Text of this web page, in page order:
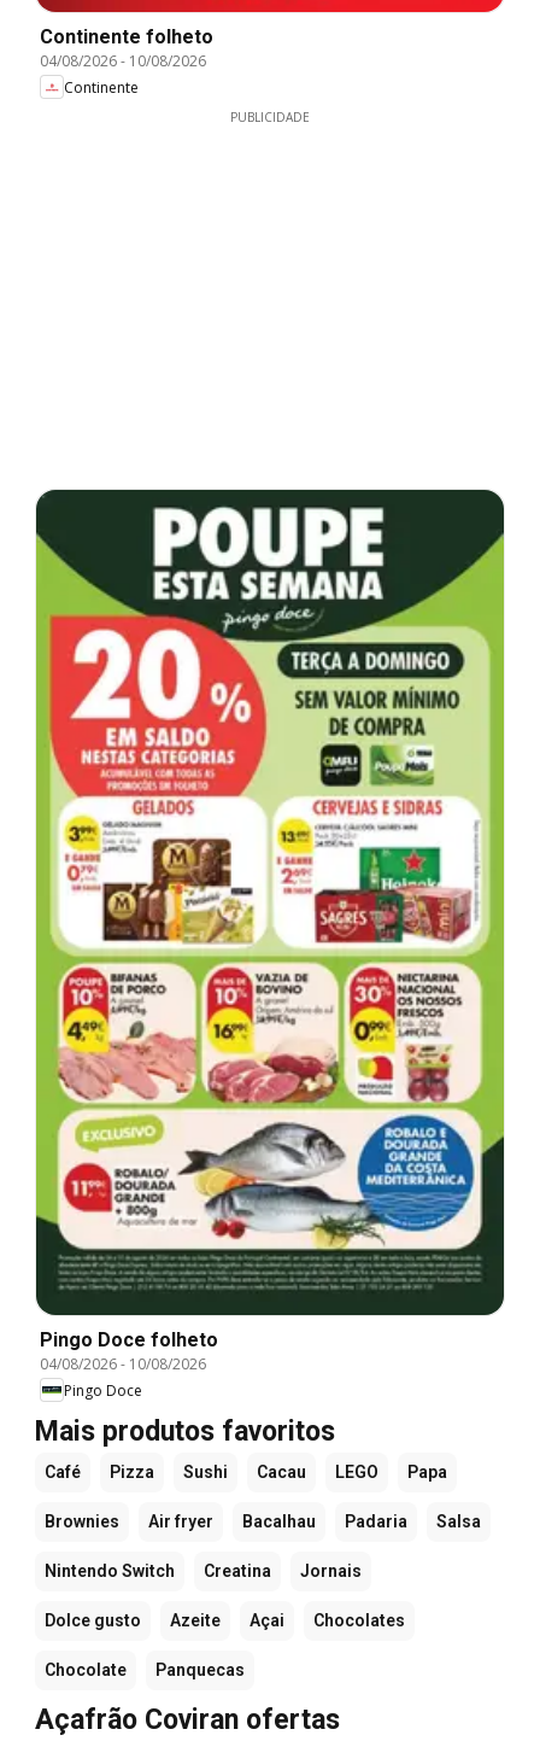
Continente folheto
04/08/2026- 10/08/2026
Continente
PUBLICIDADE
Pingo Doce folheto
04/08/2026- 10/08/2026
Pingo Doce
Mais produtos favoritos
Café Pizza Sushi Cacau LEGO Papa
Brownies Air fryer Bacalhau Padaria Salsa
Nintendo Switch Creatina Jornais
Dolce gusto Azeite Açai Chocolates
Chocolate Panquecas
Açafrão Coviran ofertas